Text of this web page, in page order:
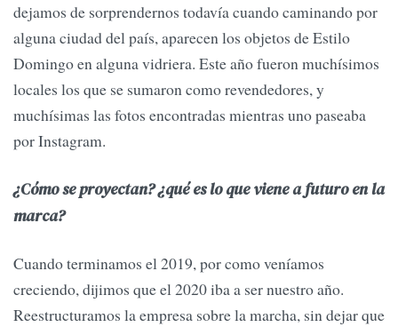
dejamos de sorprendernos todavía cuando caminando por
alguna ciudad del país, aparecen los objetos de Estilo
Domingo en alguna vidriera. Este año fueron muchísimos
locales los que se sumaron como revendedores, y
muchísimas las fotos encontradas mientras uno paseaba
por Instagram.
¿Cómo se proyectan? ¿qué es lo que viene a futuro en la
marca?
Cuando terminamos el 2019, por como veníamos
creciendo, dijimos que el 2020 iba a ser nuestro año.
Reestructuramos la empresa sobre la marcha, sin dejar que